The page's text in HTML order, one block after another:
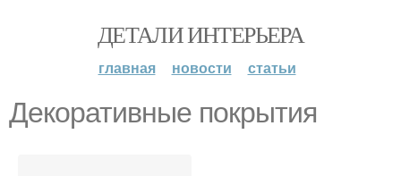
ДЕТАЛИ ИНТЕРЬЕРА
главная новости статьи
Декоративные покрытия